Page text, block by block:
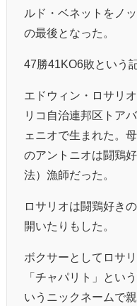
ルド・ベネットをノ
の最後となった。
47勝41KO6敗という
エドウィン・ロサリ
リコ自治連邦区トア
ェニオで生まれた。
のアントニオは闘鶏
法）漁師だった。
ロサリオは闘鶏好き
開いたりもした。
ボクサーとしてロサ
「チャパリト」とい
いうニックネームで